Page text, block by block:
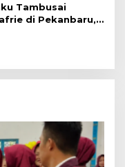
Tambusai
di Pekanbaru,